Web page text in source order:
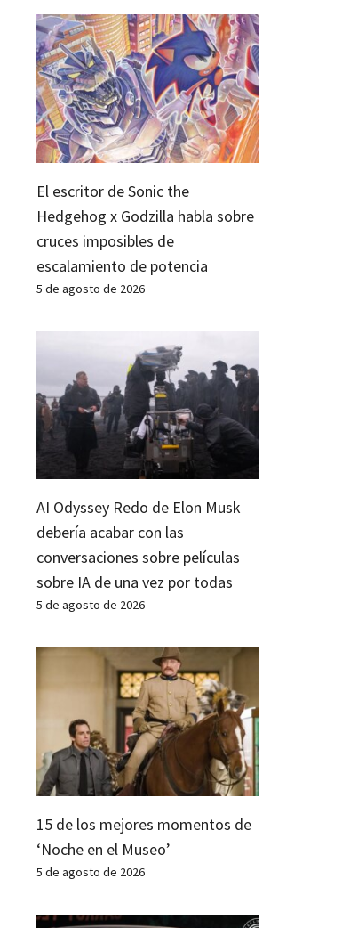
El escritor de Sonic the
Hedgehog x Godzilla habla sobre
cruces imposibles de
escalamiento de potencia
5 de agosto de 2026
AI Odyssey Redo de Elon Musk
debería acabar con las
conversaciones sobre películas
sobre IA de una vez por todas
5 de agosto de 2026
15 de los mejores momentos de
‘Noche en el Museo’
5 de agosto de 2026